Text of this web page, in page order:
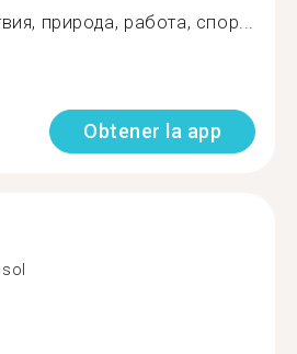
природа, работа, спор...
Obtener la app